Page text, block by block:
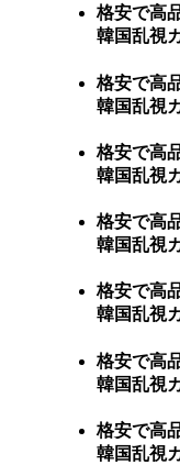
格安で高
韓国乱視
格安で高
韓国乱視
格安で高
韓国乱視
格安で高
韓国乱視
格安で高
韓国乱視
格安で高
韓国乱視
格安で高
韓国乱視